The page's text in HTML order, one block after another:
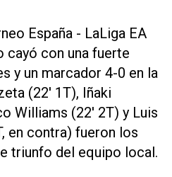
España - LaLiga EA
cayó con una fuerte
y un marcador 4-0 en la
(22' 1T), Iñaki
Williams (22' 2T) y Luis
en contra) fueron los
triunfo del equipo local.